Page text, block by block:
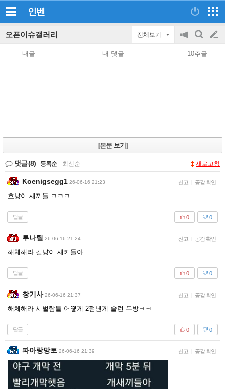
인벤
오픈이슈갤러리 전체보기
공
지
on/off
검
색
글
쓰
내글 내 댓글 10추글
[본문 보기]
댓글(8) 등록순 최신순 새로고침
Koenigsegg1 26-06-16 21:23 신고 | 공감 확인
호냥이 새끼들 ㅋㅋㅋ
답글 0
0
루나틸 26-06-16 21:24 신고 | 공감 확인
해체해라 길냥이 새키들아
답글 0
0
창기사 26-06-16 21:37 신고 | 공감 확인
해체해라 시벌람들 어떻게 2점낸게 솔런 두방ㅋㅋ
답글 0
0
파아랑망토 26-06-16 21:39 신고 | 공감 확인